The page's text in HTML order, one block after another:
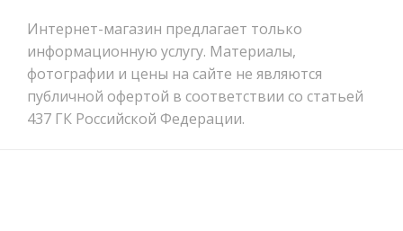
Интернет-магазин предлагает только
информационную услугу. Материалы,
фотографии и цены на сайте не являются
публичной офертой в соответствии со статьей
437 ГК Российской Федерации.